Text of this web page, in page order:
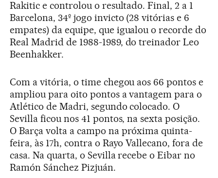
Rakitic e controlou o resultado. Final, 2 a 1
Barcelona, 34º jogo invicto (28 vitórias e 6
empates) da equipe, que igualou o recorde do
Real Madrid de 1988-1989, do treinador Leo
Beenhakker.
Com a vitória, o time chegou aos 66 pontos e
ampliou para oito pontos a vantagem para o
Atlético de Madri, segundo colocado. O
Sevilla ficou nos 41 pontos, na sexta posição.
O Barça volta a campo na próxima quinta-
feira, às 17h, contra o Rayo Vallecano, fora de
casa. Na quarta, o Sevilla recebe o Eibar no
Ramón Sánchez Pizjuán.